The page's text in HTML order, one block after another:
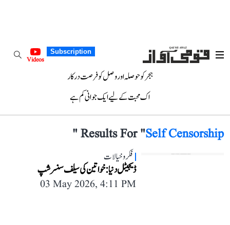
Subscription
Videos
ہجر کو حوصلہ اور وصل کو فرصت درکار
اک محبت کے لیے ایک جوانی کم ہے
Results For "Self Censorship
"
فکر و خیالات
ڈیجیٹل دنیا: خواتین کی سیلف سنسرشپ
03 May 2026, 4:11 PM